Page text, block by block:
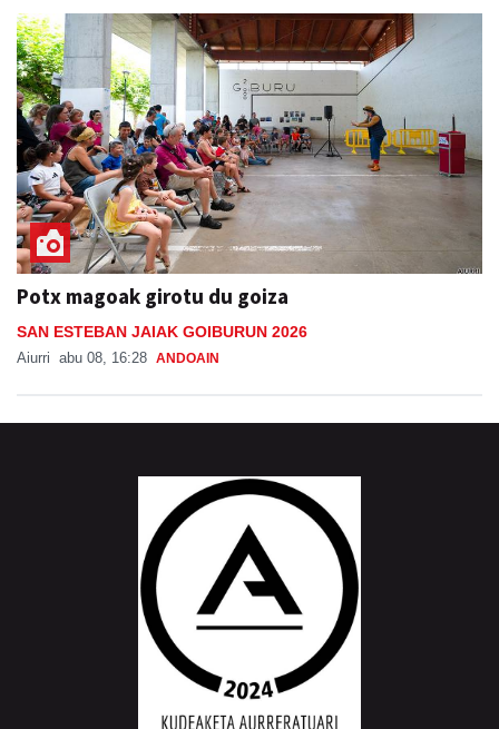
Potx magoak girotu du goiza
SAN ESTEBAN JAIAK GOIBURUN 2026
Aiurri abu 08, 16:28 ANDOAIN